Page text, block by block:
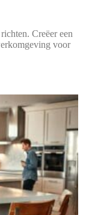
Creëer een
voor